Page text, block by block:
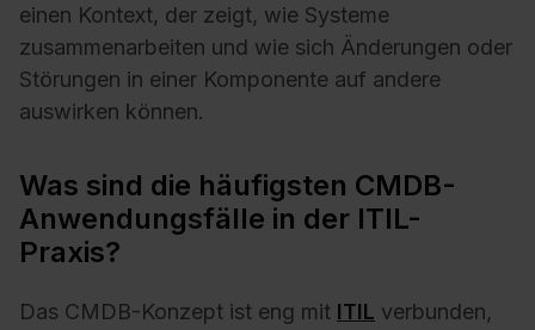
einen Kontext, der zeigt, wie Systeme
zusammenarbeiten und wie sich Änderungen oder
Störungen in einer Komponente auf andere
auswirken können.
Was sind die häufigsten CMDB-
Anwendungsfälle in der ITIL-
Praxis?
Das CMDB-Konzept ist eng mit ITIL verbunden,